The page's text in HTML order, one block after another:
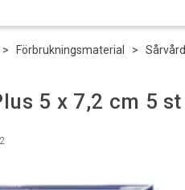
> Förbrukningsmaterial > Sårvård
5 x 7,2 cm 5 st